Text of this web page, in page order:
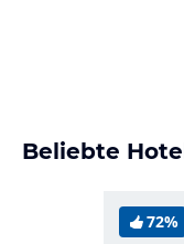
Beliebte
72%